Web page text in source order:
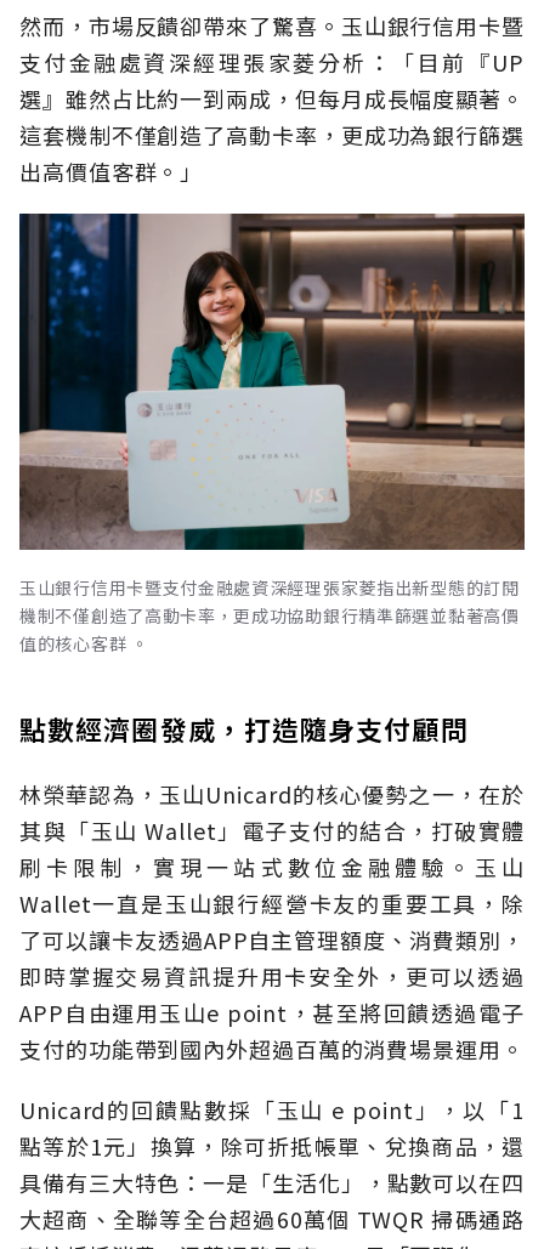
然而，市場反饋卻帶來了驚喜。玉山銀行信用卡暨
支付金融處資深經理張家菱分析：「目前『UP
選』雖然占比約一到兩成，但每月成長幅度顯著。
這套機制不僅創造了高動卡率，更成功為銀行篩選
出高價值客群。」
玉山銀行信用卡暨支付金融處資深經理張家菱指出新型態的訂閱
機制不僅創造了高動卡率，更成功協助銀行精準篩選並黏著高價
值的核心客群 。
點數經濟圈發威，打造隨身支付顧問
林榮華認為，玉山Unicard的核心優勢之一，在於
其與「玉山 Wallet」電子支付的結合，打破實體
刷卡限制，實現一站式數位金融體驗。玉山
Wallet一直是玉山銀行經營卡友的重要工具，除
了可以讓卡友透過APP自主管理額度、消費類別，
即時掌握交易資訊提升用卡安全外，更可以透過
APP自由運用玉山e point，甚至將回饋透過電子
支付的功能帶到國內外超過百萬的消費場景運用。
Unicard的回饋點數採「玉山 e point」，以「1
點等於1元」換算，除可折抵帳單、兌換商品，還
具備有三大特色：一是「生活化」，點數可以在四
大超商、全聯等全台超過60萬個 TWQR 掃碼通路